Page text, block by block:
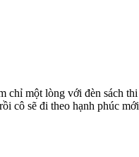
chỉ một lòng với đèn sách
cô sẽ đi theo hạnh phúc